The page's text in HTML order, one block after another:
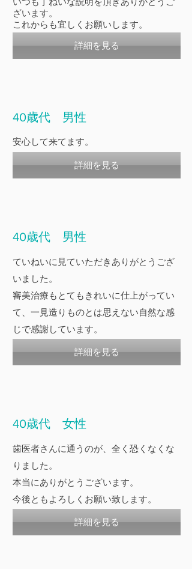
ざいます。
これからも宜しくお願いします。
詳細を見る
40歳代 男性
安心して来てます。
詳細を見る
40歳代 男性
ていねいに見ていただきありがとうござ
いました。
審美治療もとてもきれいに仕上がってい
て、一見造りものとは思えない自然な感
じで感謝しています。
詳細を見る
40歳代 女性
歯医者さんに通うのが、全く恐くなくな
りました。
本当にありがとうございます。
今後ともよろしくお願い致します。
詳細を見る